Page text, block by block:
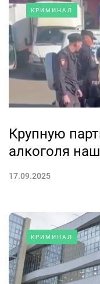
КРИМИНАЛ
Крупную
алкоголя
17.09.2025
КРИМИНАЛ